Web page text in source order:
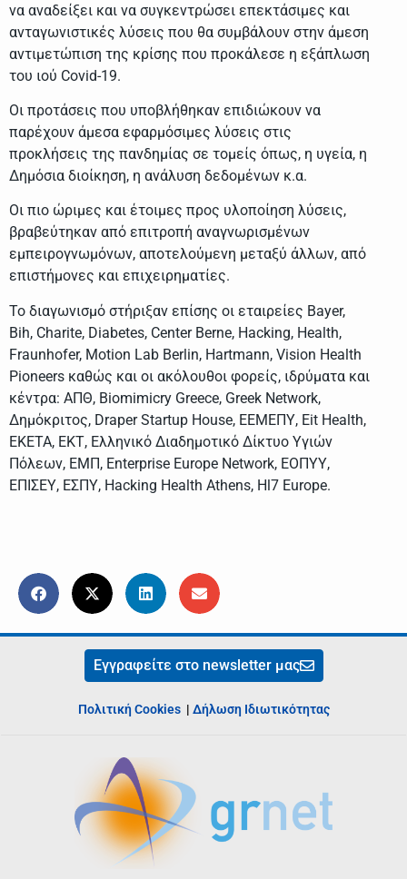
να αναδείξει και να συγκεντρώσει επεκτάσιμες και
ανταγωνιστικές λύσεις που θα συμβάλουν στην άμεση
αντιμετώπιση της κρίσης που προκάλεσε η εξάπλωση
του ιού Covid-19.
Οι προτάσεις που υποβλήθηκαν επιδιώκουν να
παρέχουν άμεσα εφαρμόσιμες λύσεις στις
προκλήσεις της πανδημίας σε τομείς όπως, η υγεία, η
Δημόσια διοίκηση, η ανάλυση δεδομένων κ.α.
Οι πιο ώριμες και έτοιμες προς υλοποίηση λύσεις,
βραβεύτηκαν από επιτροπή αναγνωρισμένων
εμπειρογνωμόνων, αποτελούμενη μεταξύ άλλων, από
επιστήμονες και επιχειρηματίες.
Το διαγωνισμό στήριξαν επίσης οι εταιρείες Bayer,
Bih, Charite, Diabetes, Center Berne, Hacking, Health,
Fraunhofer, Motion Lab Berlin, Hartmann, Vision Health
Pioneers καθώς και οι ακόλουθοι φορείς, ιδρύματα και
κέντρα: ΑΠΘ, Biomimicry Greece, Greek Network,
Δημόκριτος, Draper Startup House, ΕΕΜΕΠΥ, Eit Health,
ΕΚΕΤΑ, ΕΚΤ, Ελληνικό Διαδημοτικό Δίκτυο Υγιών
Πόλεων, ΕΜΠ, Enterprise Europe Network, ΕΟΠΥΥ,
ΕΠΙΣΕΥ, ΕΣΠΥ, Hacking Health Athens, Hl7 Europe.
Εγγραφείτε στο newsletter μας
Πολιτική Cookies | Δήλωση Ιδιωτικότητας